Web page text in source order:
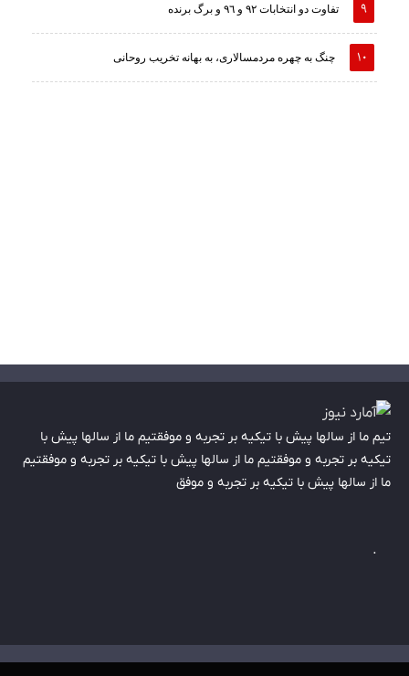
تفاوت دو انتخابات ٩٢ و ٩٦ و برگ برنده
چنگ به چهره مردمسالاری، به بهانه تخریب روحانی
تیم ما از سالها پیش با تیکیه بر تجربه و موفقتیم ما از سالها پیش با
تیکیه بر تجربه و موفقتیم ما از سالها پیش با تیکیه بر تجربه و موفقتیم
ما از سالها پیش با تیکیه بر تجربه و موفق
.